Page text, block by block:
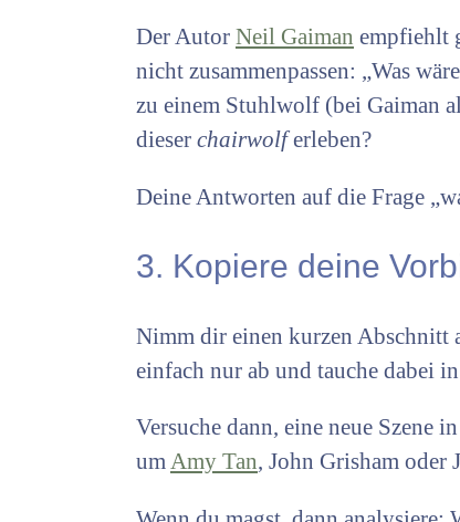
Der Autor Neil Gaiman empfiehlt
nicht zusammenpassen: „Was
zu einem Stuhlwolf (bei Gaiman
dieser chairwolferleben?
Deine Antworten auf die Frage
3. Kopiere deine
Nimm dir einen kurzen Abschnitt
einfach nur ab und tauche dabei
Versuche dann, eine neue Szene
um Amy Tan, John Grisham oder